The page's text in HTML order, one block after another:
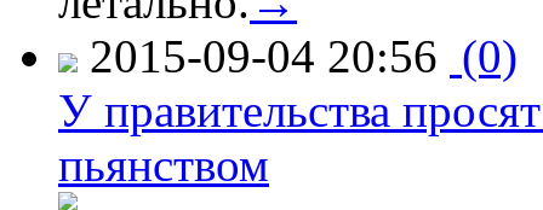
2015-09-04 20:56 (0)
У правительства
пьянством